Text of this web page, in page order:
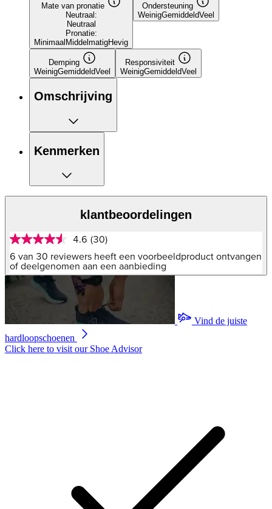
Mate van pronatie
Neutraal:
Neutraal
Pronatie:
MinimaalMiddelmatigHevig
Ondersteuning
WeinigGemiddeldVeel
Demping
WeinigGemiddeldVeel
Responsiviteit
WeinigGemiddeldVeel
Omschrijving
Kenmerken
klantbeoordelingen
4.6
van
5
sterren,
gemiddelde
scorewaarde.
Reviews.
paginalink.
4.6 (30)
6 van 30 reviewers heeft een voorbeeldproduct ontvangen
of deelgenomen aan een aanbieding
Vind de juiste
hardloopschoenen
Click here to visit our Shoe Advisor